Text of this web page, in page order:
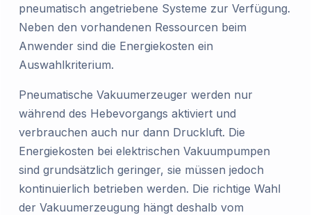
pneumatisch angetriebene Systeme zur Verfügung.
Neben den vorhandenen Ressourcen beim
Anwender sind die Energiekosten ein
Auswahlkriterium.
Pneumatische Vakuumerzeuger werden nur
während des Hebevorgangs aktiviert und
verbrauchen auch nur dann Druckluft. Die
Energiekosten bei elektrischen Vakuumpumpen
sind grundsätzlich geringer, sie müssen jedoch
kontinuierlich betrieben werden. Die richtige Wahl
der Vakuumerzeugung hängt deshalb vom